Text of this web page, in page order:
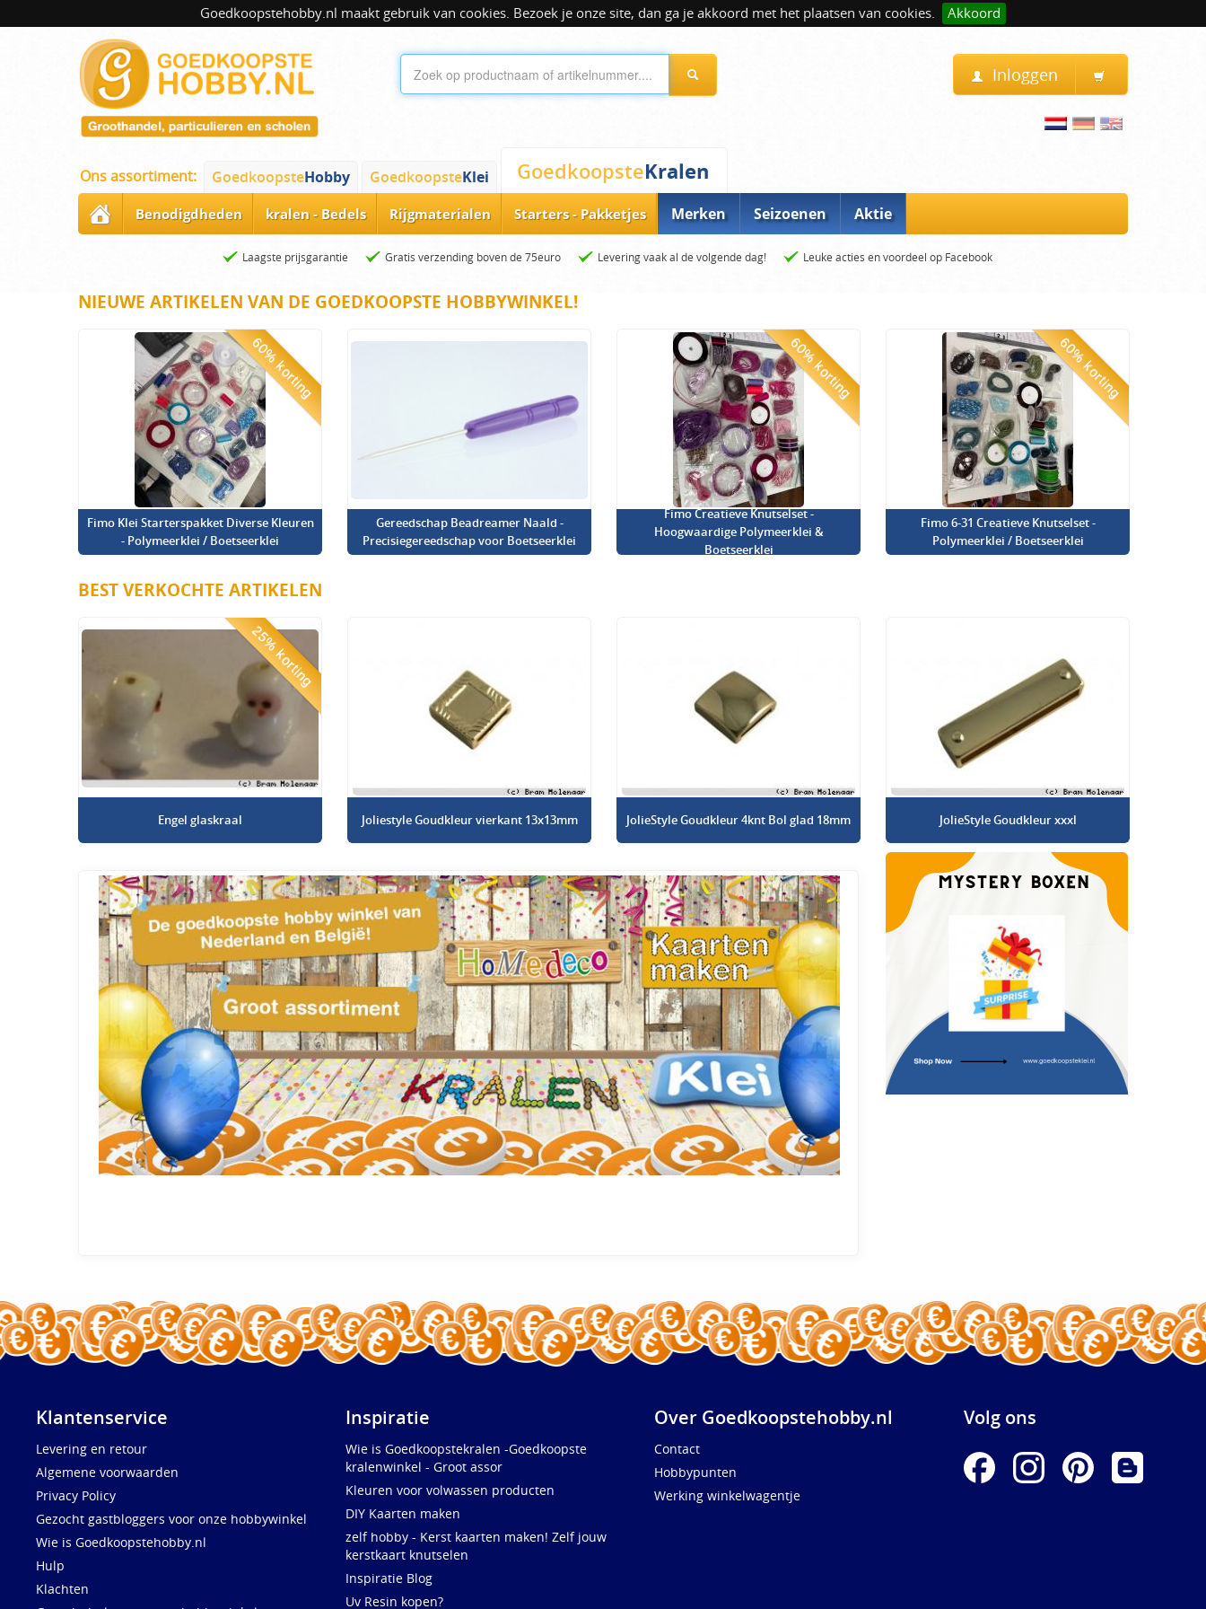
Goedkoopstehobby.nl maakt gebruik van cookies. Bezoek je onze site, dan ga je akkoord met het plaatsen van cookies. Akkoord
Inloggen
Ons assortiment: GoedkoopsteHobby GoedkoopsteKlei GoedkoopsteKralen
Benodigdheden kralen - Bedels Rijgmaterialen Starters - Pakketjes Merken Seizoenen Aktie
Laagste prijsgarantie Gratis verzending boven de 75euro Levering vaak al de volgende dag! Leuke acties en voordeel op Facebook
NIEUWE ARTIKELEN VAN DE GOEDKOOPSTE HOBBYWINKEL!
60% korting
Fimo Klei Starterspakket Diverse Kleuren
- Polymeerklei / Boetseerklei
Gereedschap Beadreamer Naald -
Precisiegereedschap voor Boetseerklei
60% korting
Fimo Creatieve Knutselset -
Hoogwaardige Polymeerklei &
Boetseerklei
60% korting
Fimo 6-31 Creatieve Knutselset -
Polymeerklei / Boetseerklei
BEST VERKOCHTE ARTIKELEN
25% korting
Engel glaskraal Joliestyle Goudkleur vierkant 13x13mm JolieStyle Goudkleur 4knt Bol glad 18mm JolieStyle Goudkleur xxxl
Klantenservice
Levering en retour
Algemene voorwaarden
Privacy Policy
Gezocht gastbloggers voor onze hobbywinkel
Wie is Goedkoopstehobby.nl
Hulp
Klachten
Inspiratie
Wie is Goedkoopstekralen -Goedkoopste
kralenwinkel - Groot assor
Kleuren voor volwassen producten
DIY Kaarten maken
zelf hobby - Kerst kaarten maken! Zelf jouw
kerstkaart knutselen
Inspiratie Blog
Uv Resin kopen?
Over Goedkoopstehobby.nl
Contact
Hobbypunten
Werking winkelwagentje
Volg ons